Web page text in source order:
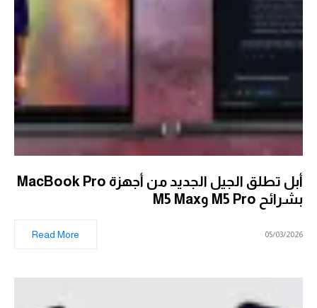
أبل تطلق الجيل الجديد من أجهزة MacBook Pro
بشرائح M5 Pro وM5 Max
05/03/2026
Read More